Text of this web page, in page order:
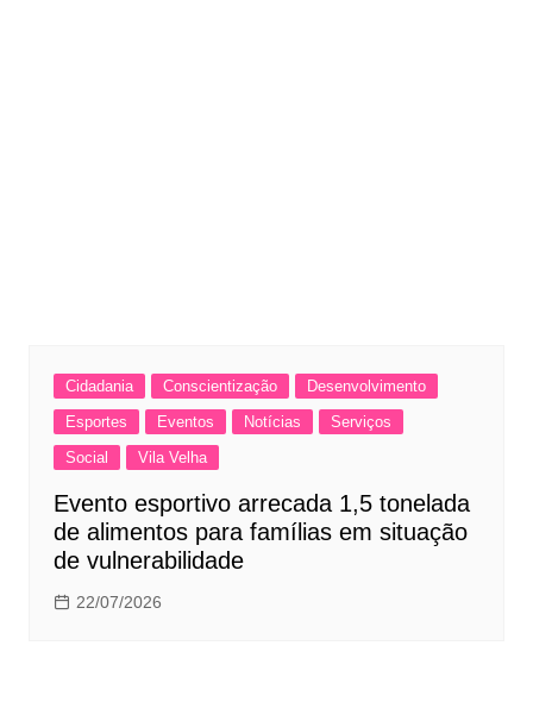
Cidadania Conscientização
Desenvolvimento
Esportes
Eventos Notícias
Serviços
Social
Vila Velha
Evento esportivo arrecada 1,5 tonelada
de alimentos para famílias em situação
de vulnerabilidade
22/07/2026